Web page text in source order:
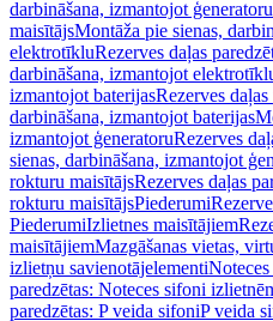
darbināšana, izmantojot ģeneratoru
maisītājsMontāža pie sienas,
elektrotīkluRezerves daļas
darbināšana, izmantojot
izmantojot baterijasRezerves
darbināšana, izmantojot baterijas
izmantojot ģeneratoruRezerves
sienas, darbināšana, izmantojot
rokturu maisītājsRezerves daļas
rokturu maisītājsPiederumi
PiederumiIzlietnes maisītājiem
maisītājiemMazgāšanas vietas,
izlietņu savienotājelementi
paredzētas: Noteces sifoni
paredzētas: P veida sifoniP veida